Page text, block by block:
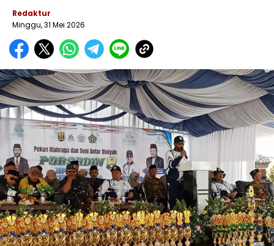
Redaktur
Minggu, 31 Mei 2026